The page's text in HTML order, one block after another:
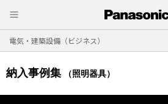
電気・建築設備（ビジネス）
納入事例集 （照明器具）